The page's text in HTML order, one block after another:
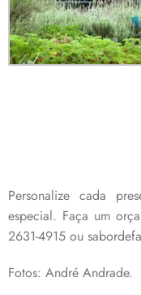
Personalize cada
especial. Faça um
2631-4915 ou
Fotos: André Andrade.